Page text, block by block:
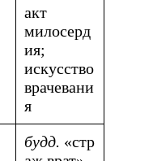
акт
милосерд
ия;
искусство
врачевани
я
будд. «стр